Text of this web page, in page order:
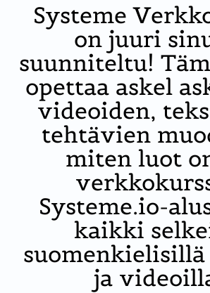
Systeme
on juuri
suunniteltu!
opettaa askel
videoiden,
tehtävien
miten luot
Systeme.io-
kaikki
ja